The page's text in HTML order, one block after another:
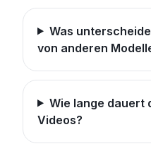
Was
von anderen
Wie lange dauert
Videos?